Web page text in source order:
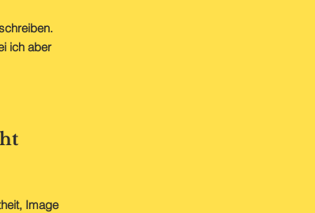
ich aber
Image